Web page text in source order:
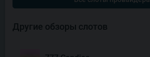
Другие обзоры слотов